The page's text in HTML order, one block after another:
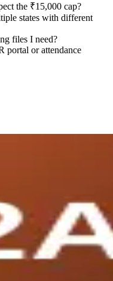
the ₹15,000 cap?
states with different
files I need?
portal or attendance